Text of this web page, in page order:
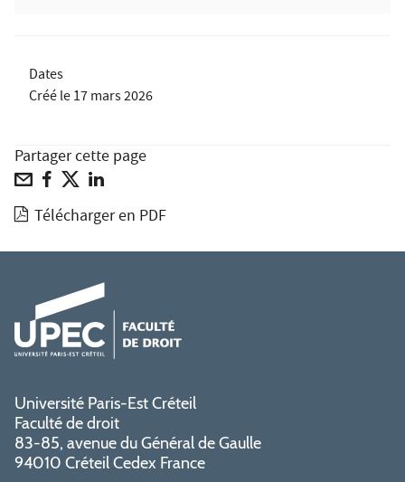
Dates
Créé le17 mars 2026
Partager cette page
Télécharger en PDF
Université Paris-Est Créteil
Faculté de droit
83-85, avenue du Général de Gaulle
94010 Créteil Cedex France